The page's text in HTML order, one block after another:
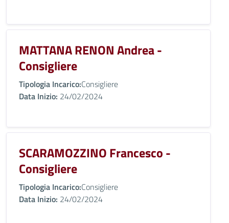
MATTANA RENON Andrea -
Consigliere
Tipologia Incarico:Consigliere
Data Inizio: 24/02/2024
SCARAMOZZINO Francesco -
Consigliere
Tipologia Incarico:Consigliere
Data Inizio: 24/02/2024